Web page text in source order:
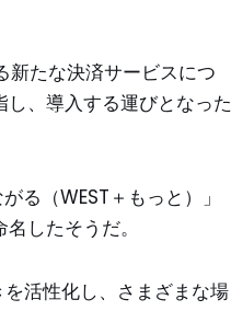
新たな決済サービスにつ
、導入する運びとなった
る（WEST＋もっと）」
したそうだ。
活性化し、さまざまな場